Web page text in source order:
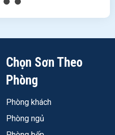
Chọn Sơn Theo
Phòng
Phòng khách
Phòng ngủ